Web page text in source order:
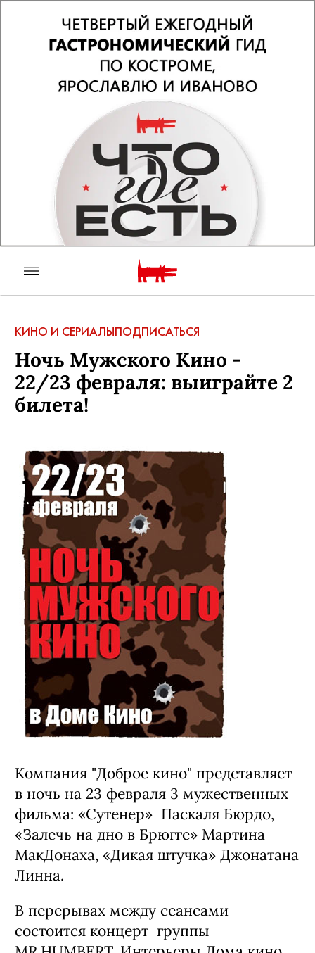
КИНО И СЕРИАЛЫПОДПИСАТЬСЯ
Ночь Мужского Кино -
22/23 февраля: выиграйте 2
билета!
Компания "Доброе кино" представляет
в ночь на 23 февраля 3 мужественных
фильма: «Сутенер» Паскаля Бюрдо,
«Залечь на дно в Брюгге» Мартина
МакДонаха, «Дикая штучка» Джонатана
Линна.
В перерывах между сеансами
состоится концерт группы